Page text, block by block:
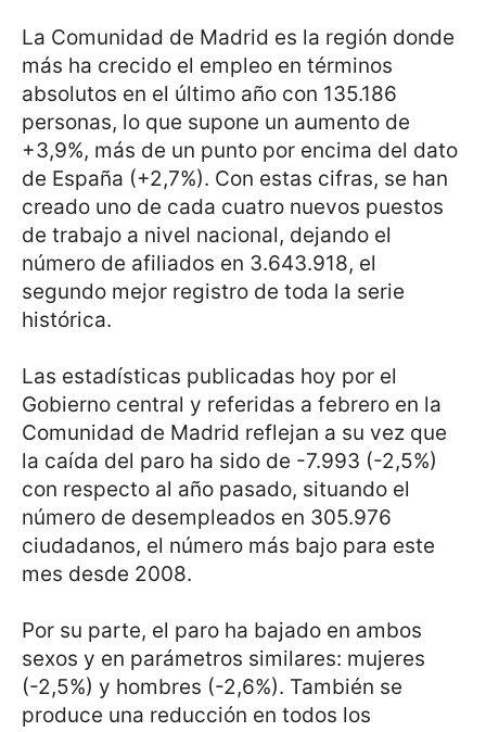
La Comunidad de Madrid es la región donde
más ha crecido el empleo en términos
absolutos en el último año con 135.186
personas, lo que supone un aumento de
+3,9%, más de un punto por encima del dato
de España (+2,7%). Con estas cifras, se han
creado uno de cada cuatro nuevos puestos
de trabajo a nivel nacional, dejando el
número de afiliados en 3.643.918, el
segundo mejor registro de toda la serie
histórica.
Las estadísticas publicadas hoy por el
Gobierno central y referidas a febrero en la
Comunidad de Madrid reflejan a su vez que
la caída del paro ha sido de -7.993 (-2,5%)
con respecto al año pasado, situando el
número de desempleados en 305.976
ciudadanos, el número más bajo para este
mes desde 2008.
Por su parte, el paro ha bajado en ambos
sexos y en parámetros similares: mujeres
(-2,5%) y hombres (-2,6%). También se
produce una reducción en todos los